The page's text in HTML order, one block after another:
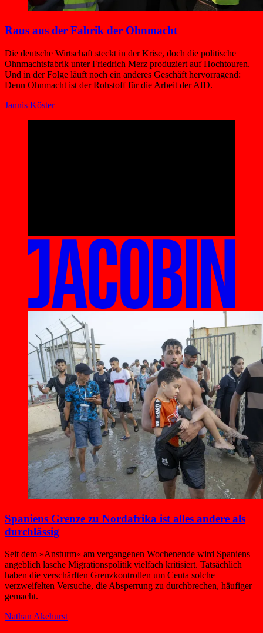
Raus aus der Fabrik der Ohnmacht
Die deutsche Wirtschaft steckt in der Krise, doch die politische
Ohnmachtsfabrik unter Friedrich Merz produziert auf Hochtouren.
Und in der Folge läuft noch ein anderes Geschäft hervorragend:
Denn Ohnmacht ist der Rohstoff für die Arbeit der AfD.
Jannis Köster
Spaniens Grenze zu Nordafrika ist alles andere als
durchlässig
Seit dem »Ansturm« am vergangenen Wochenende wird Spaniens
angeblich lasche Migrationspolitik vielfach kritisiert. Tatsächlich
haben die verschärften Grenzkontrollen um Ceuta solche
verzweifelten Versuche, die Absperrung zu durchbrechen, häufiger
gemacht.
Nathan Akehurst